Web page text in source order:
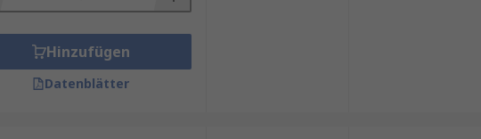
Hinzufügen
Datenblätter